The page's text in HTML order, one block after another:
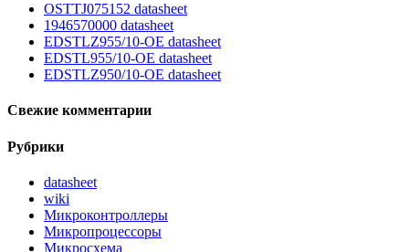
OSTTJ075152 datasheet
1946570000 datasheet
EDSTLZ955/10-OE datasheet
EDSTL955/10-OE datasheet
EDSTLZ950/10-OE datasheet
Свежие комментарии
Рубрики
datasheet
wiki
Микроконтроллеры
Микропроцессоры
Микросхема